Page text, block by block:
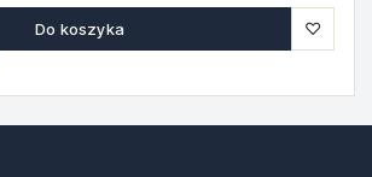
Do koszyka ♡